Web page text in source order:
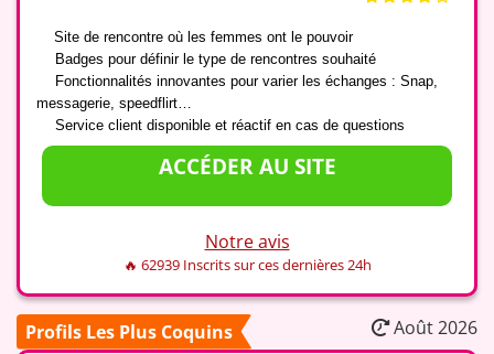
Site de rencontre où les femmes ont le pouvoir
Badges pour définir le type de rencontres souhaité
Fonctionnalités innovantes pour varier les échanges : Snap,
messagerie, speedflirt…
Service client disponible et réactif en cas de questions
ACCÉDER AU SITE
Notre avis
🔥 62939 Inscrits sur ces dernières 24h
Profils Les Plus Coquins Août 2026